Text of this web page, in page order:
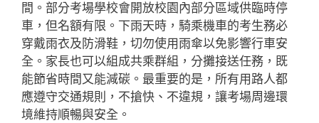
間。部分考場學校會開放校園內部分區域供臨時停
車，但名額有限。下雨天時，騎乘機車的考生務必
穿戴雨衣及防滑鞋，切勿使用雨傘以免影響行車安
全。家長也可以組成共乘群組，分攤接送任務，既
能節省時間又能減碳。最重要的是，所有用路人都
應遵守交通規則，不搶快、不違規，讓考場周邊環
境維持順暢與安全。